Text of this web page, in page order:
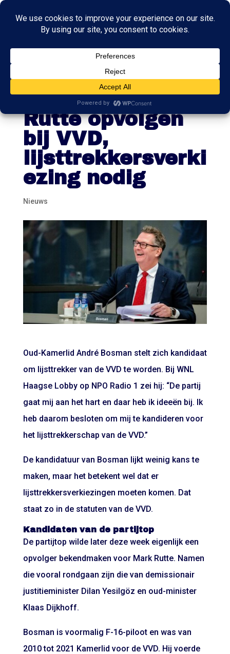
Oud-Kamerlid
Bosman wil
Rutte opvolgen
bij VVD,
lijsttrekkersverki
ezing nodig
Nieuws
Oud-Kamerlid André Bosman stelt zich kandidaat
om lijsttrekker van de VVD te worden. Bij WNL
Haagse Lobby op NPO Radio 1 zei hij: “De partij
gaat mij aan het hart en daar heb ik ideeën bij. Ik
heb daarom besloten om mij te kandideren voor
het lijsttrekkerschap van de VVD.”
De kandidatuur van Bosman lijkt weinig kans te
maken, maar het betekent wel dat er
lijsttrekkersverkiezingen moeten komen. Dat
staat zo in de statuten van de VVD.
Kandidaten van de partijtop
De partijtop wilde later deze week eigenlijk een
opvolger bekendmaken voor Mark Rutte. Namen
die vooral rondgaan zijn die van demissionair
justitieminister Dilan Yesilgöz en oud-minister
Klaas Dijkhoff.
Bosman is voormalig F-16-piloot en was van
2010 tot 2021 Kamerlid voor de VVD. Hij voerde